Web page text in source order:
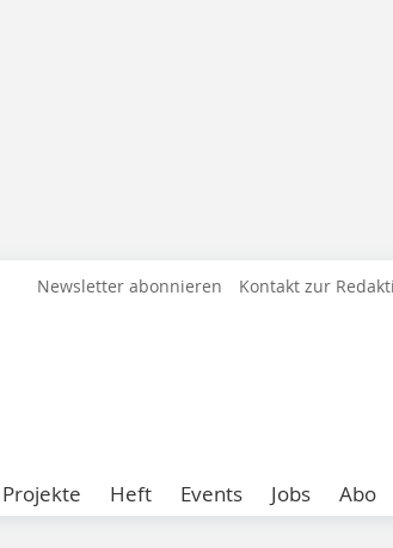
Newsletter abonnieren Kontakt zur
Projekte Heft Events Jobs Abo